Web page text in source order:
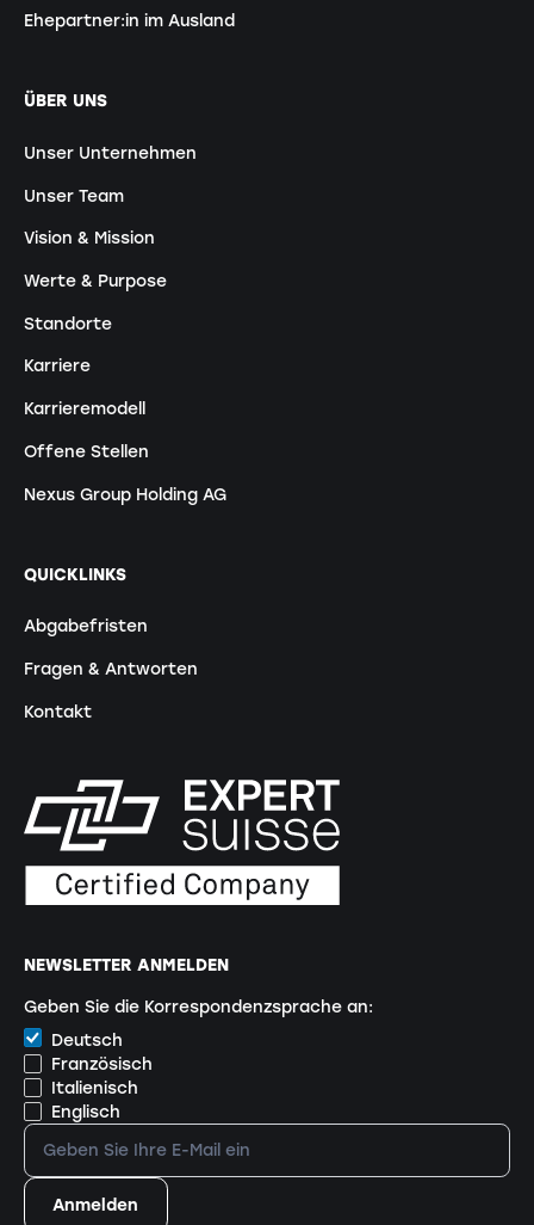
Ehepartner:in im Ausland
ÜBER UNS
Unser Unternehmen
Unser Team
Vision & Mission
Werte & Purpose
Standorte
Karriere
Karrieremodell
Offene Stellen
Nexus Group Holding AG
QUICKLINKS
Abgabefristen
Fragen & Antworten
Kontakt
NEWSLETTER ANMELDEN
Geben Sie die Korrespondenzsprache an:
Deutsch
Französisch
Italienisch
Englisch